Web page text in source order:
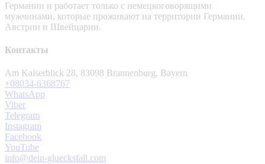
Германии и работает только с немецкоговорящими
мужчинами, которые проживают на территории Германии,
Австрии и Швейцарии.
Контакты
Am Kaiserblick 28, 83098 Brannenburg, Bayern
+08034-6368767
WhatsApp
Viber
Telegram
Instagram
Facebook
YouTube
info@dein-gluecksfall.com